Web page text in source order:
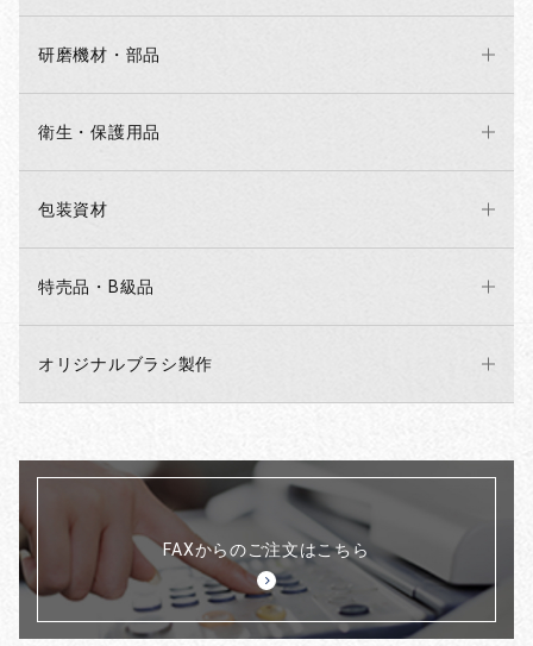
研磨機材・部品
衛生・保護用品
包装資材
特売品・B級品
オリジナルブラシ製作
FAXからのご注文はこちら